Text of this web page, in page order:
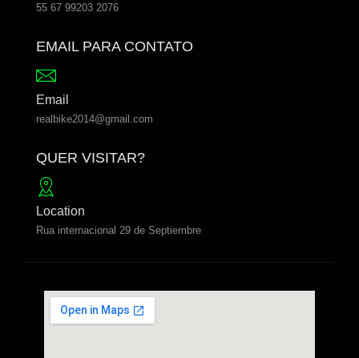
55 67 99203 2076
EMAIL PARA CONTATO
Email
realbike2014@gmail.com
QUER VISITAR?
Location
Rua internacional 29 de Septiembre